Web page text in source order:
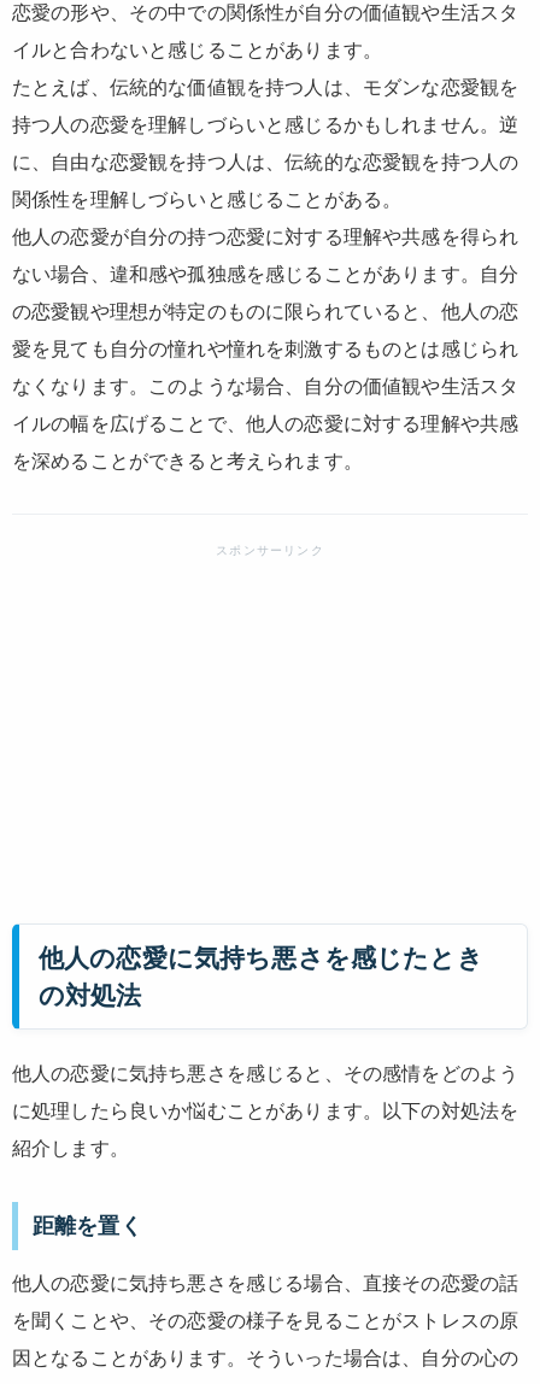
恋愛の形や、その中での関係性が自分の価値観や生活スタ
イルと合わないと感じることがあります。
たとえば、伝統的な価値観を持つ人は、モダンな恋愛観を
持つ人の恋愛を理解しづらいと感じるかもしれません。逆
に、自由な恋愛観を持つ人は、伝統的な恋愛観を持つ人の
関係性を理解しづらいと感じることがある。
他人の恋愛が自分の持つ恋愛に対する理解や共感を得られ
ない場合、違和感や孤独感を感じることがあります。自分
の恋愛観や理想が特定のものに限られていると、他人の恋
愛を見ても自分の憧れや憧れを刺激するものとは感じられ
なくなります。このような場合、自分の価値観や生活スタ
イルの幅を広げることで、他人の恋愛に対する理解や共感
を深めることができると考えられます。
他人の恋愛に気持ち悪さを感じたとき
の対処法
他人の恋愛に気持ち悪さを感じると、その感情をどのよう
に処理したら良いか悩むことがあります。以下の対処法を
紹介します。
距離を置く
他人の恋愛に気持ち悪さを感じる場合、直接その恋愛の話
を聞くことや、その恋愛の様子を見ることがストレスの原
因となることがあります。そういった場合は、自分の心の